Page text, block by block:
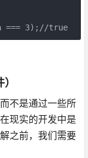
=== 3);//true
不是通过一些所
现实的开发中是
之前，我们需要